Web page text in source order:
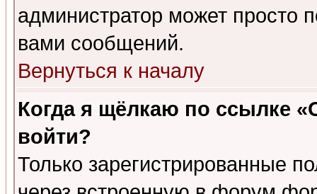
администратор может просто
вами сообщений.
Вернуться к началу
Когда я щёлкаю по ссылке
войти?
Только зарегистрированные